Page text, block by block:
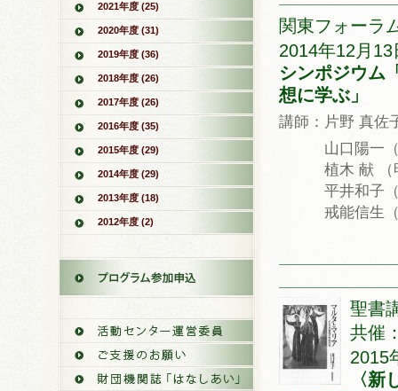
2021年度 (25)
2020年度 (31)
2019年度 (36)
2018年度 (26)
2017年度 (26)
2016年度 (35)
2015年度 (29)
2014年度 (29)
2013年度 (18)
2012年度 (2)
関東フォーラ
2014年12月
シンポジウム
想に学ぶ」
講師：片野 真佐
山口陽一（
植木 献 （明
平井和子（
戒能信生（
聖書
共催
2015
〈新